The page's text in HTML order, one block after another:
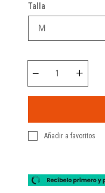
Talla
Añadir a favoritos